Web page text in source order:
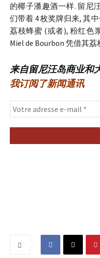
的椰子潘趣酒一样. 留尼
们带着 4 枚奖牌归来, 其
荔枝蜂蜜 (或者), 粉红色
Miel de Bourbon 凭借其
来自留尼汪岛商业和
我订阅了新闻通讯